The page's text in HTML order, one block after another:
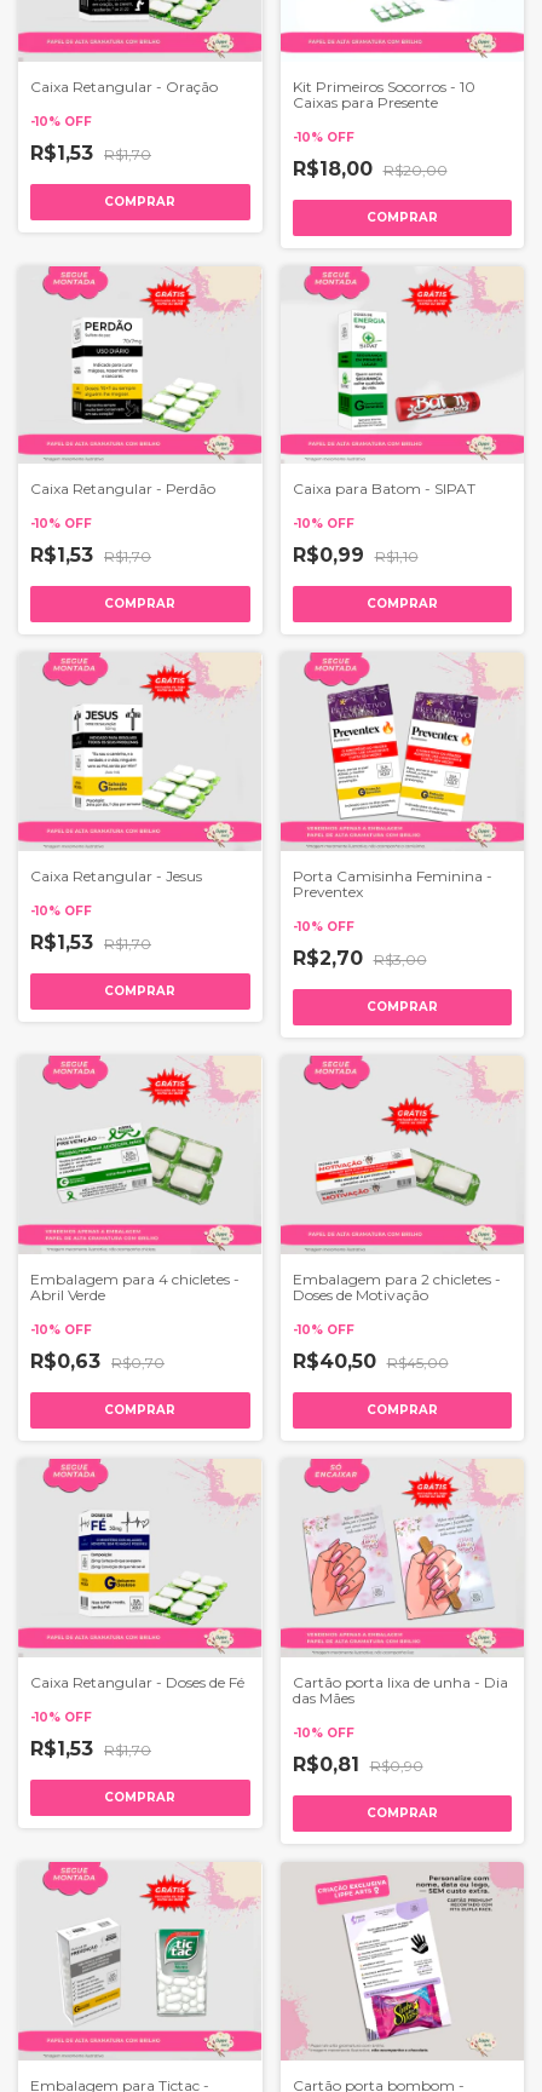
Caixa Retangular - Oração
-10% OFF
R$1,53 R$1,70
COMPRAR
Kit Primeiros Socorros - 10
Caixas para Presente
-10% OFF
R$18,00 R$20,00
COMPRAR
Caixa Retangular - Perdão
-10% OFF
R$1,53 R$1,70
COMPRAR
Caixa para Batom - SIPAT
-10% OFF
R$0,99 R$1,10
COMPRAR
Caixa Retangular - Jesus
-10% OFF
R$1,53 R$1,70
COMPRAR
Porta Camisinha Feminina -
Preventex
-10% OFF
R$2,70 R$3,00
COMPRAR
Embalagem para 4 chicletes -
Abril Verde
-10% OFF
R$0,63 R$0,70
COMPRAR
Embalagem para 2 chicletes -
Doses de Motivação
-10% OFF
R$40,50 R$45,00
COMPRAR
Caixa Retangular - Doses de Fé
-10% OFF
R$1,53 R$1,70
COMPRAR
Cartão porta lixa de unha - Dia
das Mães
-10% OFF
R$0,81 R$0,90
COMPRAR
Embalagem para Tictac -
Cartão porta bombom -